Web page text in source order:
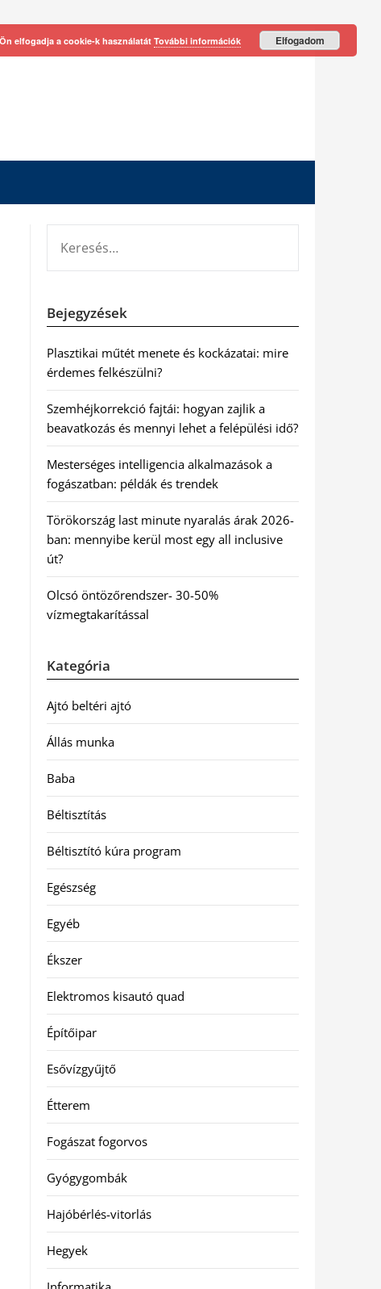
Bejegyzések
Plasztikai műtét menete és kockázatai: mire
érdemes felkészülni?
Szemhéjkorrekció fajtái: hogyan zajlik a
beavatkozás és mennyi lehet a felépülési idő?
Mesterséges intelligencia alkalmazások a
fogászatban: példák és trendek
Törökország last minute nyaralás árak 2026-
ban: mennyibe kerül most egy all inclusive
út?
Olcsó öntözőrendszer- 30-50%
vízmegtakarítással
Kategória
Ajtó beltéri ajtó
Állás munka
Baba
Béltisztítás
Béltisztító kúra program
Egészség
Egyéb
Ékszer
Elektromos kisautó quad
Építőipar
Esővízgyűjtő
Étterem
Fogászat fogorvos
Gyógygombák
Hajóbérlés-vitorlás
Hegyek
elfogadja a cookie-k használatátTovábbi információk Elfogadom